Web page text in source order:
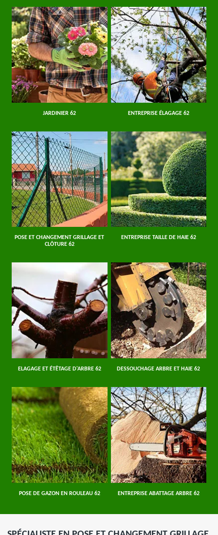
JARDINIER 62 ENTREPRISE ÉLAGAGE 62
POSE ET CHANGEMENT GRILLAGE ET
CLÔTURE 62
ENTREPRISE TAILLE DE HAIE 62
ELAGAGE ET ÉTÊTAGE D'ARBRE 62 DESSOUCHAGE ARBRE ET HAIE 62
POSE DE GAZON EN ROULEAU 62 ENTREPRISE ABATTAGE ARBRE 62